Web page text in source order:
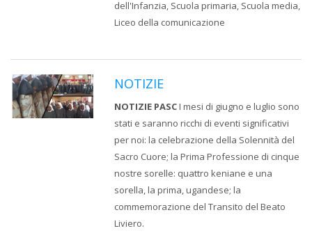
dell'Infanzia, Scuola primaria, Scuola media,
Liceo della comunicazione
NOTIZIE
NOTIZIE PASCI mesi di giugno e luglio sono
stati e saranno ricchi di eventi significativi
per noi: la celebrazione della Solennità del
Sacro Cuore; la Prima Professione di cinque
nostre sorelle: quattro keniane e una
sorella, la prima, ugandese; la
commemorazione del Transito del Beato
Liviero.